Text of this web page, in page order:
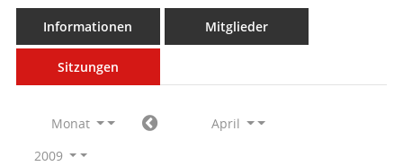
Informationen Mitglieder
Sitzungen
Monat
April
2009